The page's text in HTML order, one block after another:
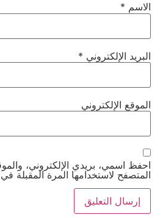
الاسم *
البريد الإلكتروني *
الموقع الإلكتروني
احفظ اسمي، بريدي الإلكتروني،
المتصفح لاستخدامها المرة المقبلة